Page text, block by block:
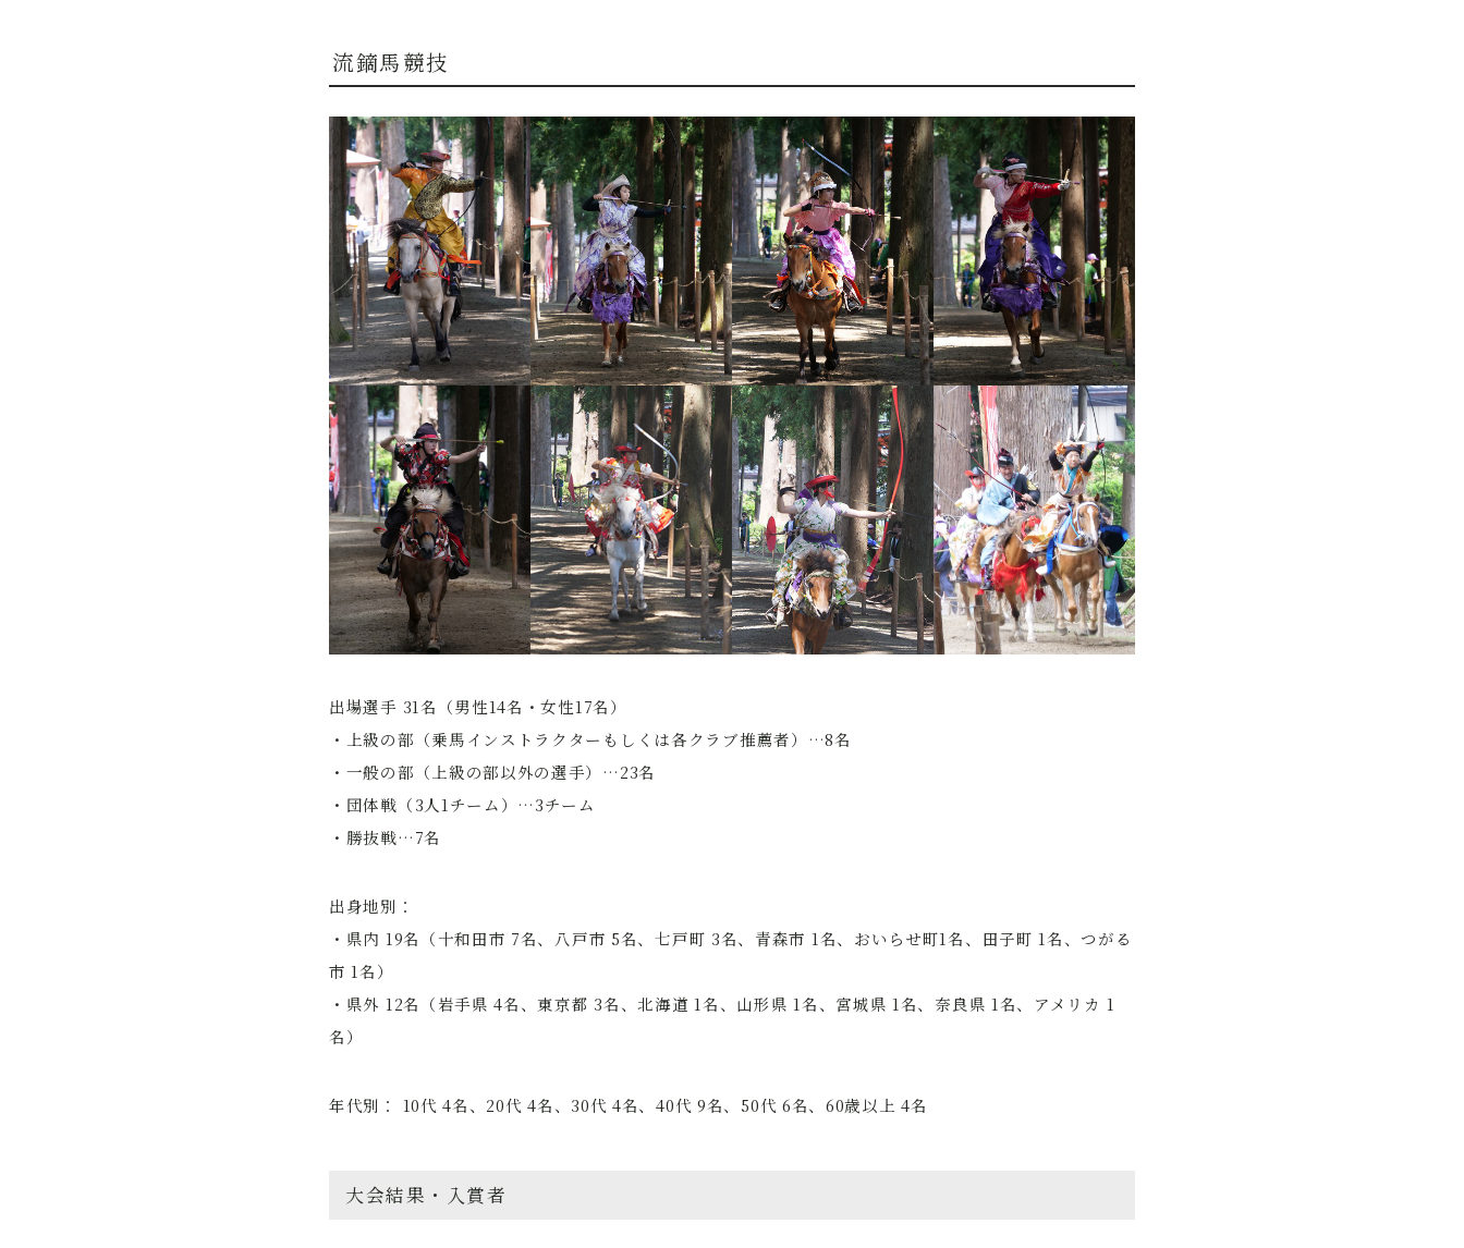
流鏑馬競技
出場選手 31名（男性14名・女性17名）
・上級の部（乗馬インストラクターもしくは各クラブ推薦者）…8名
・一般の部（上級の部以外の選手）…23名
・団体戦（3人1チーム）…3チーム
・勝抜戦…7名
出身地別：
・県内 19名（十和田市 7名、八戸市 5名、七戸町 3名、青森市 1名、おいらせ町1名、田子町 1名、つがる
市 1名）
・県外 12名（岩手県 4名、東京都 3名、北海道 1名、山形県 1名、宮城県 1名、奈良県 1名、アメリカ 1
名）
年代別： 10代 4名、20代 4名、30代 4名、40代 9名、50代 6名、60歳以上 4名
大会結果・入賞者